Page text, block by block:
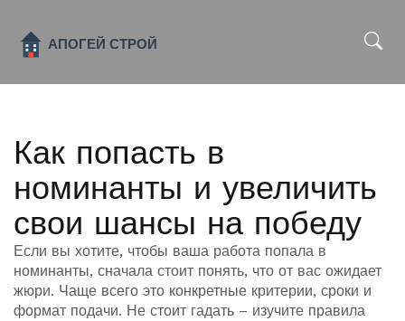
Как попасть в
номинанты и увеличить
свои шансы на победу
Если вы хотите, чтобы ваша работа попала в
номинанты, сначала стоит понять, что от вас ожидает
жюри. Чаще всего это конкретные критерии, сроки и
формат подачи. Не стоит гадать – изучите правила